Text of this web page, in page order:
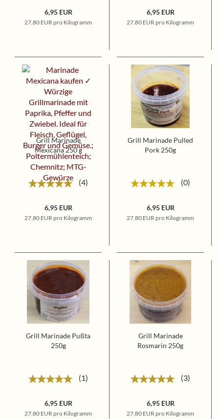
6,95 EUR
27,80 EUR pro Kilogramm
6,95 EUR
27,80 EUR pro Kilogramm
Grill Marinade
Mexicana 250 g
4
6,95 EUR
27,80 EUR pro Kilogramm
Grill Marinade Pulled
Pork 250g
0
6,95 EUR
27,80 EUR pro Kilogramm
Grill Marinade Pußta
250g
1
6,95 EUR
27,80 EUR pro Kilogramm
Grill Marinade
Rosmarin 250g
3
6,95 EUR
27,80 EUR pro Kilogramm